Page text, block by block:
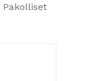
Pakolliset